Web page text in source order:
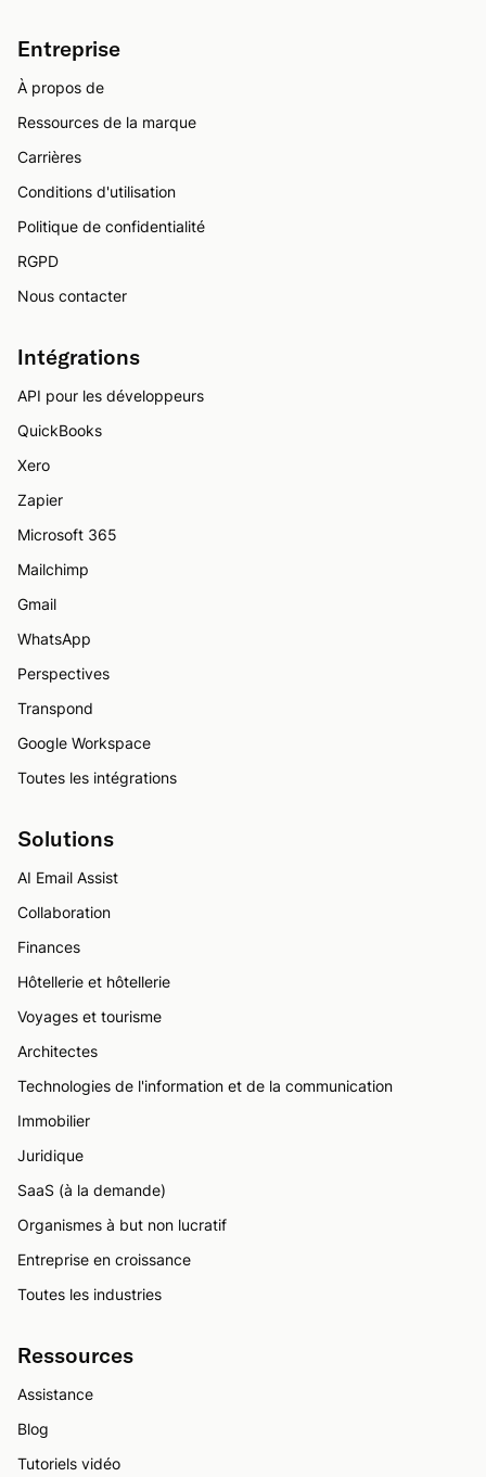
Entreprise
À propos de
Ressources de la marque
Carrières
Conditions d'utilisation
Politique de confidentialité
RGPD
Nous contacter
Intégrations
API pour les développeurs
QuickBooks
Xero
Zapier
Microsoft 365
Mailchimp
Gmail
WhatsApp
Perspectives
Transpond
Google Workspace
Toutes les intégrations
Solutions
AI Email Assist
Collaboration
Finances
Hôtellerie et hôtellerie
Voyages et tourisme
Architectes
Technologies de l'information et de la communication
Immobilier
Juridique
SaaS (à la demande)
Organismes à but non lucratif
Entreprise en croissance
Toutes les industries
Ressources
Assistance
Blog
Tutoriels vidéo